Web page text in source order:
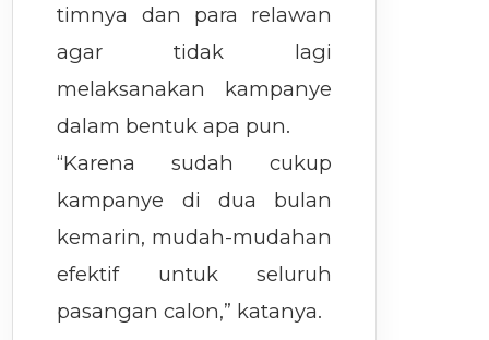
timnya dan para relawan
agar tidak lagi
melaksanakan kampanye
dalam bentuk apa pun.
“Karena sudah cukup
kampanye di dua bulan
kemarin, mudah-mudahan
efektif untuk seluruh
pasangan calon,” katanya.